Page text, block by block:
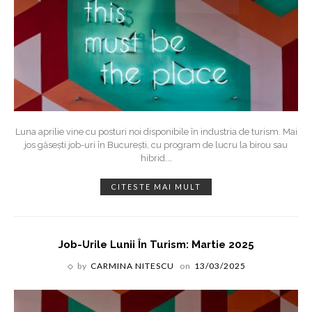
Luna aprilie vine cu posturi noi disponibile în industria de turism. Mai
jos găsești job-uri în București, cu program de lucru la birou sau
hibrid.…
CITESTE MAI MULT
Job-Urile Lunii În Turism: Martie 2025
by CARMINA NITESCU on 13/03/2025